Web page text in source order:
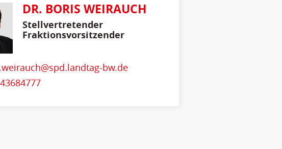
DR. BORIS WEIRAUCH
Stellvertretender
Fraktionsvorsitzender
bw.de